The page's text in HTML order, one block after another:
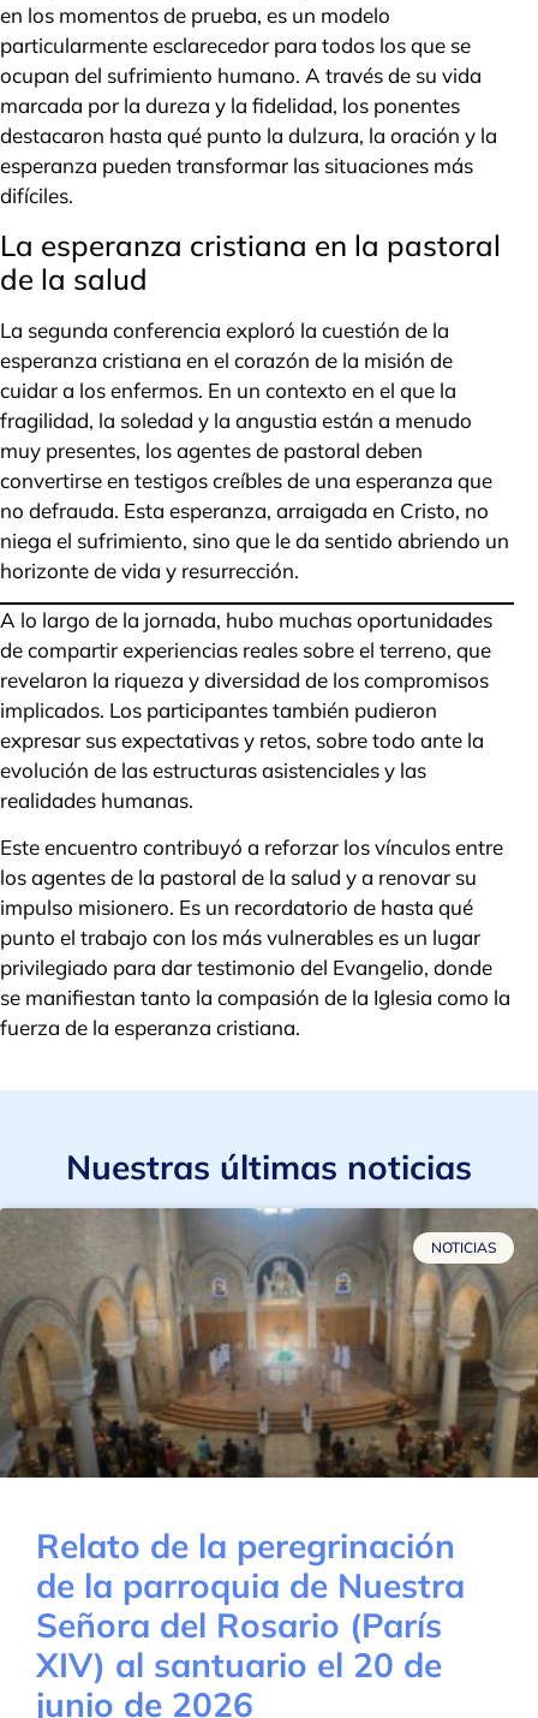
en los momentos de prueba, es un modelo
particularmente esclarecedor para todos los que se
ocupan del sufrimiento humano. A través de su vida
marcada por la dureza y la fidelidad, los ponentes
destacaron hasta qué punto la dulzura, la oración y la
esperanza pueden transformar las situaciones más
difíciles.
La esperanza cristiana en la pastoral
de la salud
La segunda conferencia exploró la cuestión de la
esperanza cristiana en el corazón de la misión de
cuidar a los enfermos. En un contexto en el que la
fragilidad, la soledad y la angustia están a menudo
muy presentes, los agentes de pastoral deben
convertirse en testigos creíbles de una esperanza que
no defrauda. Esta esperanza, arraigada en Cristo, no
niega el sufrimiento, sino que le da sentido abriendo un
horizonte de vida y resurrección.
A lo largo de la jornada, hubo muchas oportunidades
de compartir experiencias reales sobre el terreno, que
revelaron la riqueza y diversidad de los compromisos
implicados. Los participantes también pudieron
expresar sus expectativas y retos, sobre todo ante la
evolución de las estructuras asistenciales y las
realidades humanas.
Este encuentro contribuyó a reforzar los vínculos entre
los agentes de la pastoral de la salud y a renovar su
impulso misionero. Es un recordatorio de hasta qué
punto el trabajo con los más vulnerables es un lugar
privilegiado para dar testimonio del Evangelio, donde
se manifiestan tanto la compasión de la Iglesia como la
fuerza de la esperanza cristiana.
Nuestras últimas noticias
NOTICIAS
Relato de la peregrinación
de la parroquia de Nuestra
Señora del Rosario (París
XIV) al santuario el 20 de
junio de 2026